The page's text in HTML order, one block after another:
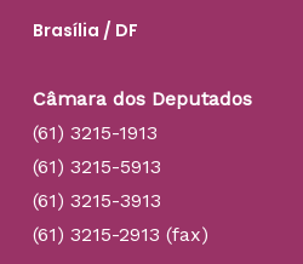
Brasília / DF
Câmara dos Deputados
(61) 3215-1913
(61) 3215-5913
(61) 3215-3913
(61) 3215-2913 (fax)